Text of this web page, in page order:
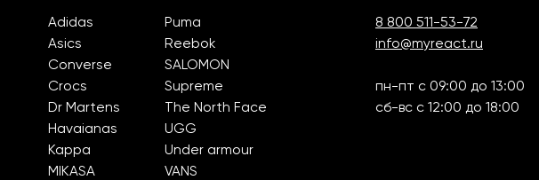
Adidas
Asics
Converse
Crocs
Dr Martens
Havaianas
Kappa
MIKASA
Puma
Reebok
SALOMON
Supreme
The North Face
UGG
Under armour
VANS
8 800 511-53-72
info@myreact.ru
пн-пт с 09:00 до 13:00
сб-вс с 12:00 до 18:00